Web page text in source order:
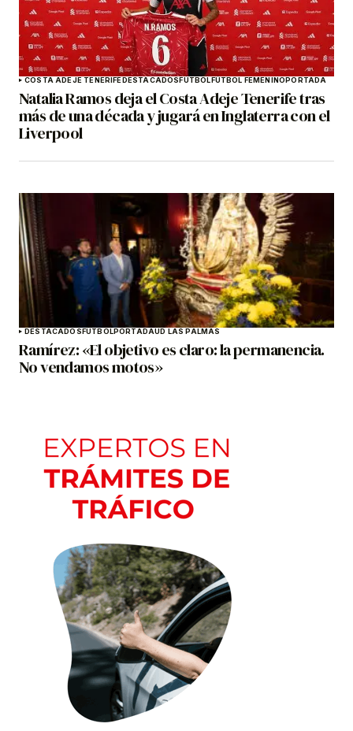
COSTA ADEJE TENERIFEDESTACADOSFÚTBOLFÚTBOL FEMENINOPORTADA
Natalia Ramos deja el Costa Adeje Tenerife tras
más de una década y jugará en Inglaterra con el
Liverpool
DESTACADOSFÚTBOLPORTADAUD LAS PALMAS
Ramírez: «El objetivo es claro: la permanencia.
No vendamos motos»